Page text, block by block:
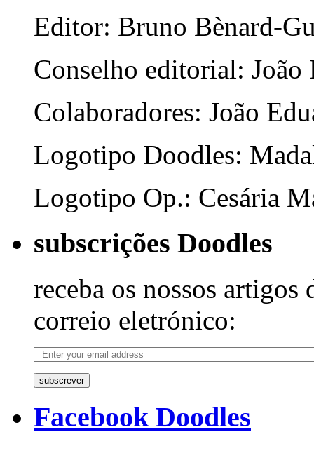
Editor: Bruno Bènard-
Conselho editorial: João
Colaboradores: João
Logotipo Doodles:
Logotipo Op.: Cesária
subscrições Doodles
receba os nossos artigos
correio eletrónico:
subscrever
Facebook Doodles